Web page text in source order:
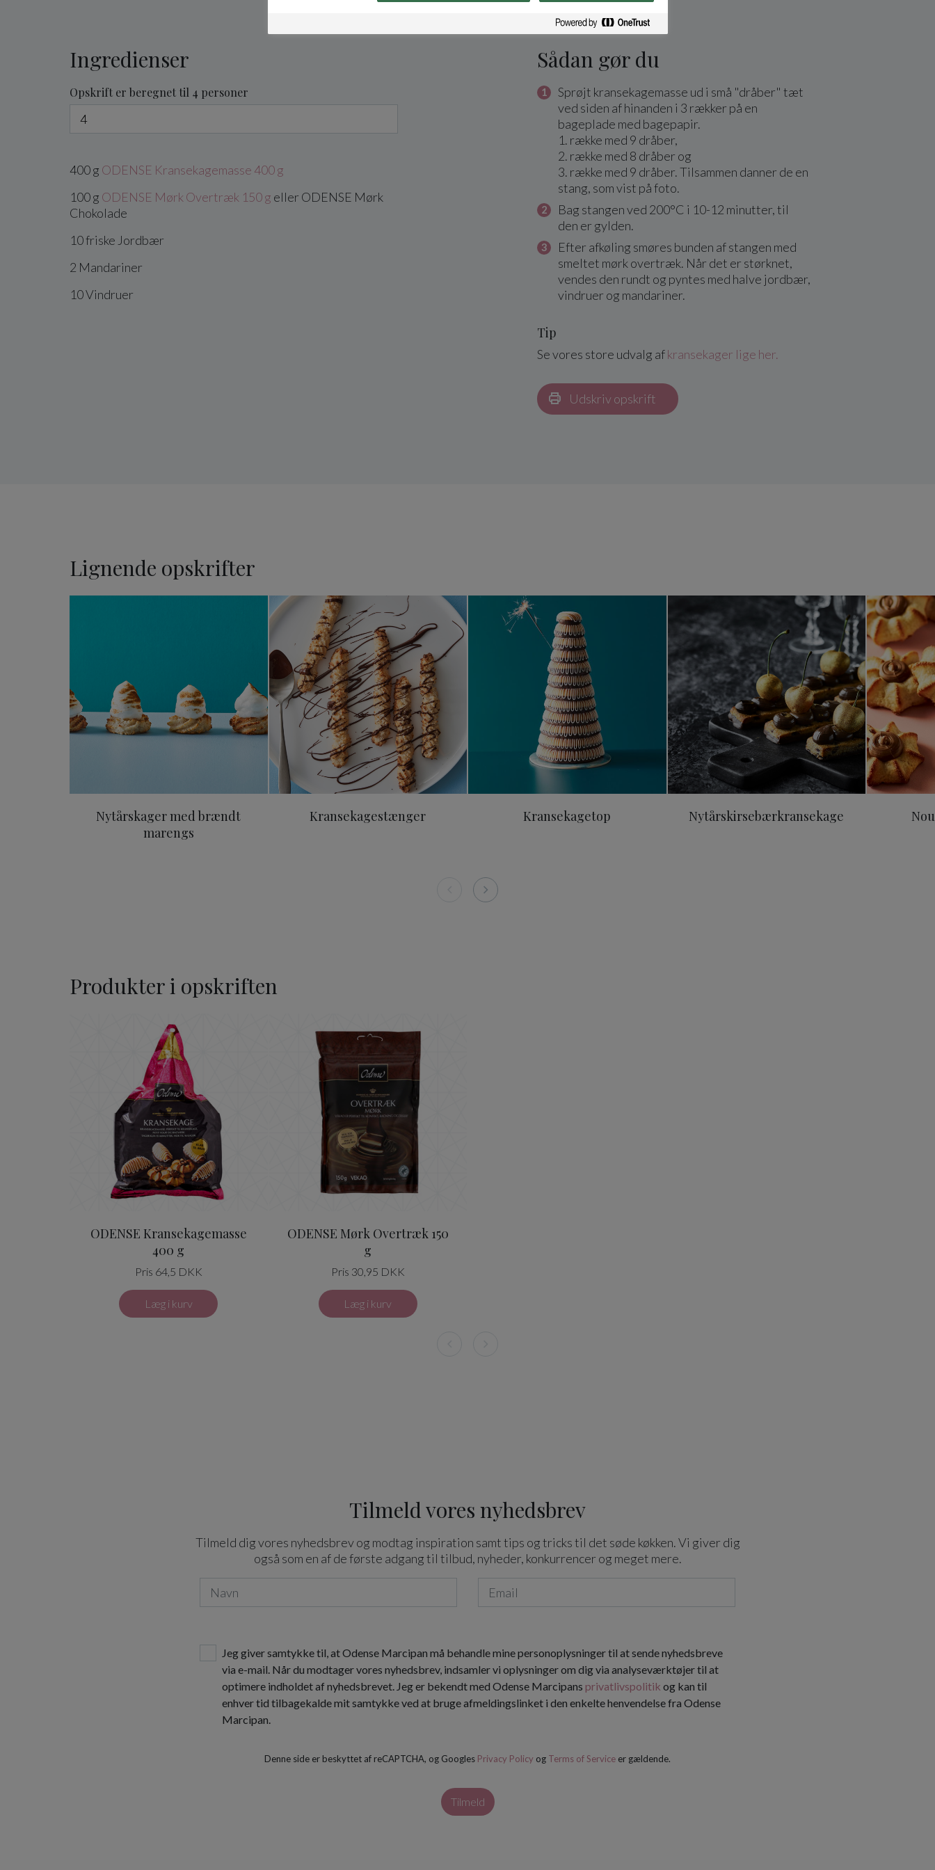
Ingredienser
Opskrift er beregnet til 4 personer
400g ODENSE Kransekagemasse 400 g
100g ODENSE Mørk Overtræk 150 g eller ODENSE Mørk
Chokolade
10friske Jordbær
2 Mandariner
10Vindruer
Sådan gør du
Sprøjt kransekagemasse ud i små "dråber" tæt
ved siden af hinanden i 3 rækker på en
bageplade med bagepapir.
1. række med 9 dråber,
2. række med 8 dråber og
3. række med 9 dråber. Tilsammen danner de en
stang, som vist på foto.
Bag stangen ved 200°C i 10-12 minutter, til
den er gylden.
Efter afkøling smøres bunden af stangen med
smeltet mørk overtræk. Når det er størknet,
vendes den rundt og pyntes med halve jordbær,
vindruer og mandariner.
Tip
Se vores store udvalg afkransekager lige her.
Udskriv opskrift
Lignende opskrifter
Nytårskager med brændt
marengs
Nytårskager med brændt marengs
Kransekagestænger
Kransekagestænger
Kransekagetop Nytårskirsebærkransekage
Nytårskirsebærkransekage
Produkter i opskriften
ODENSE Kransekagemasse
400 g
Pris 64,5 DKK
Læg i kurv
ODENSE Kransekagemasse 400 g
ODENSE Mørk Overtræk 150
g
Pris 30,95 DKK
Læg i kurv
Tilmeld vores nyhedsbrev
Tilmeld dig vores nyhedsbrev og modtag inspiration samt tips og tricks til det søde køkken. Vi giver dig
også som en af de første adgang til tilbud, nyheder, konkurrencer og meget mere.
Jeg giver samtykke til, at Odense Marcipan må behandle mine personoplysninger til at sende nyhedsbreve
via e-mail. Når du modtager vores nyhedsbrev, indsamler vi oplysninger om dig via analyseværktøjer til at
optimere indholdet af nyhedsbrevet. Jeg er bekendt med Odense Marcipans privatlivspolitik og kan til
enhver tid tilbagekalde mit samtykke ved at bruge afmeldingslinket i den enkelte henvendelse fra Odense
Marcipan.
Denne side er beskyttet af reCAPTCHA, og Googles Privacy Policy og Terms of Service er gældende.
Tilmeld